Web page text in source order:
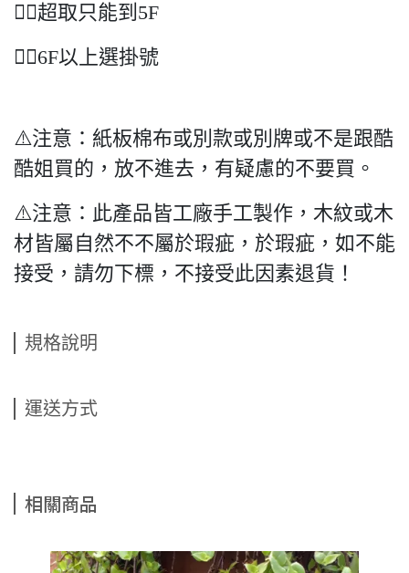
👉🏻超取只能到5F
👉🏻6F以上選掛號
⚠️注意：紙板棉布或別款或別牌或不是跟酷
酷姐買的，放不進去，有疑慮的不要買。
⚠️注意：此產品皆工廠手工製作，木紋或木
材皆屬自然不不屬於瑕疵，於瑕疵，如不能
接受，請勿下標，不接受此因素退貨！
規格說明
運送方式
相關商品